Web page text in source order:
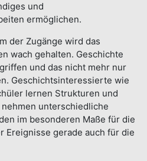
und
ermöglichen.
der Zugänge wird das
wach gehalten. Geschichte
und das nicht mehr nur
Geschichtsinteressierte wie
lernen Strukturen und
unterschiedliche
im besonderen Maße für die
Ereignisse gerade auch für die